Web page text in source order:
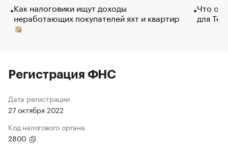
Как налоговики ищут доходы
неработающих покупателей яхт и квартир
Что
для
Регистрация ФНС
Дата регистрации
27 октября 2022
Код налогового органа
2800